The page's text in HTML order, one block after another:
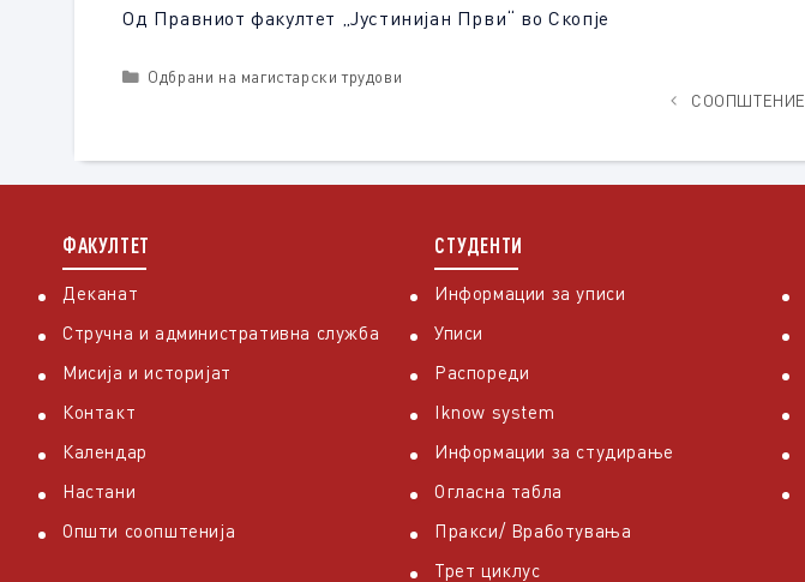
Од Правниот факултет „Јустинијан Први“ во Скопје
Categories
Одбрани на магистарски трудови
СООПШТЕНИЕ
ФАКУЛТЕТ
Деканат
Стручна и административна служба
Мисија и историјат
Контакт
Календар
Настани
Општи соопштенија
СТУДЕНТИ
Информации за уписи
Уписи
Распореди
Iknow system
Информации за студирање
Огласна табла
Пракси/ Вработувања
Трет циклус